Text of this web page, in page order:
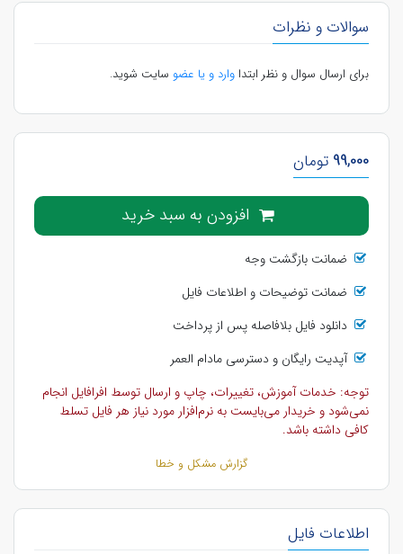
سوالات و نظرات
برای ارسال سوال و نظر ابتداوارد و یا عضو سایت شوید.
99,000 تومان
افزودن به سبد خرید
ضمانت بازگشت وجه
ضمانت توضیحات و اطلاعات فایل
دانلود فایل بلافاصله پس از پرداخت
آپدیت رایگان و دسترسی مادام العمر
توجه: خدمات آموزش، تغییرات، چاپ و ارسال توسط افرافایل انجام
نمی‌شود و خریدار می‌بایست به نرم‌افزار مورد نیاز هر فایل تسلط
کافی داشته باشد.
گزارش مشکل و خطا
اطلاعات فایل